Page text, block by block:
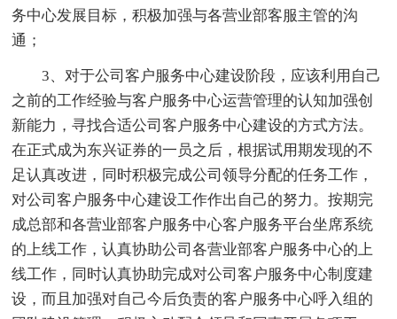
务中心发展目标，积极加强与各营业部客服主管的沟
通；
3、对于公司客户服务中心建设阶段，应该利用自己
之前的工作经验与客户服务中心运营管理的认知加强创
新能力，寻找合适公司客户服务中心建设的方式方法。
在正式成为东兴证券的一员之后，根据试用期发现的不
足认真改进，同时积极完成公司领导分配的任务工作，
对公司客户服务中心建设工作作出自己的努力。按期完
成总部和各营业部客户服务中心客户服务平台坐席系统
的上线工作，认真协助公司各营业部客户服务中心的上
线工作，同时认真协助完成对公司客户服务中心制度建
设，而且加强对自己今后负责的客户服务中心呼入组的